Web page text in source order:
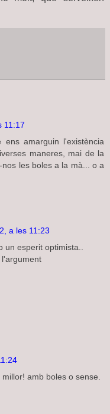
11:17
amarguin l'existència
maneres, mai de la
les boles a la mà... o a
a les 11:23
esperit optimista..
amb boles o sense.